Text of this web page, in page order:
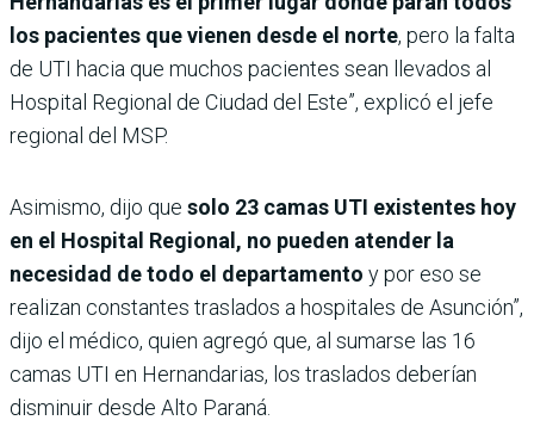
los pacientes que vienen desde el norte, pero la falta
de UTI hacia que muchos pacientes sean llevados al
Hospital Regional de Ciudad del Este”, explicó el jefe
regional del MSP.
Asimismo, dijo que solo 23 camas UTI existentes hoy
en el Hospital Regional, no pueden atender la
necesidad de todo el departamento y por eso se
realizan constantes traslados a hospitales de Asunción”,
dijo el médico, quien agregó que, al sumarse las 16
camas UTI en Hernandarias, los traslados deberían
disminuir desde Alto Paraná.